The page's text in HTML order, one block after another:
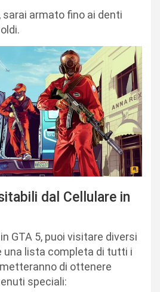
armato fino ai denti
dal Cellulare in
GTA 5, puoi visitare diversi
una lista completa di tutti i
di ottenere
speciali: